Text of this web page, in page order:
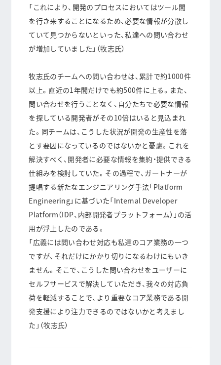
「これにより、開発のプロセスにおいてはツール間
を行き来することになるため、必要な情報が分散し
ていて見つからないといった、私達への問い合わせ
が増加していました」（牧志氏）
牧志氏のチームへの問い合わせは、累計で約1000件
以上。 直近の1年間だけでも約500件に上る。また、
問い合わせを行うことなく、自分たちで必要な情報
を探している開発者がその10倍はいると見込まれ
た。同チームは、こうした状況が開発の生産性を落
とす要因になっているのではないかと憂慮。これを
解決すべく、 開発者に必要な情報を集約・提供できる
仕組みを検討していた。その過程で、ガートナーが
提唱する新たなエンジニアリング手法「Platform
Engineering」に基づいた「Internal Developer
Platform（IDP、内部開発者プラットフォーム）」の活
用が浮上したのである。
「広義には問い合わせ対応も私達のコア業務の一つ
ですが、それだけにかかり切りになるわけにもいき
ません。そこで、こうした問い合わせをユーザーに
セルフサービスで解決していただき、我々の対応負
荷を軽減することで、より重要なコア業務である開
発支援により注力できるのではないかと考えまし
た」（牧志氏）